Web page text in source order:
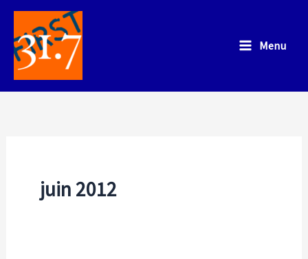
Aller
contenu
Menu
juin 2012